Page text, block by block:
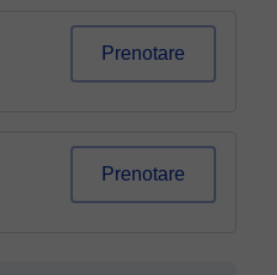
Prenotare
Prenotare